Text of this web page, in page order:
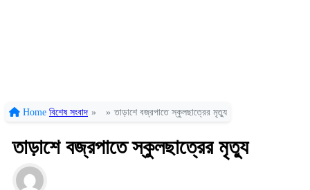
Home বিশেষ সংবাদ » » তাড়াশে বজ্রপাতে স্কুলছাত্রের মৃত্যু
তাড়াশে বজ্রপাতে স্কুলছাত্রের মৃত্যু